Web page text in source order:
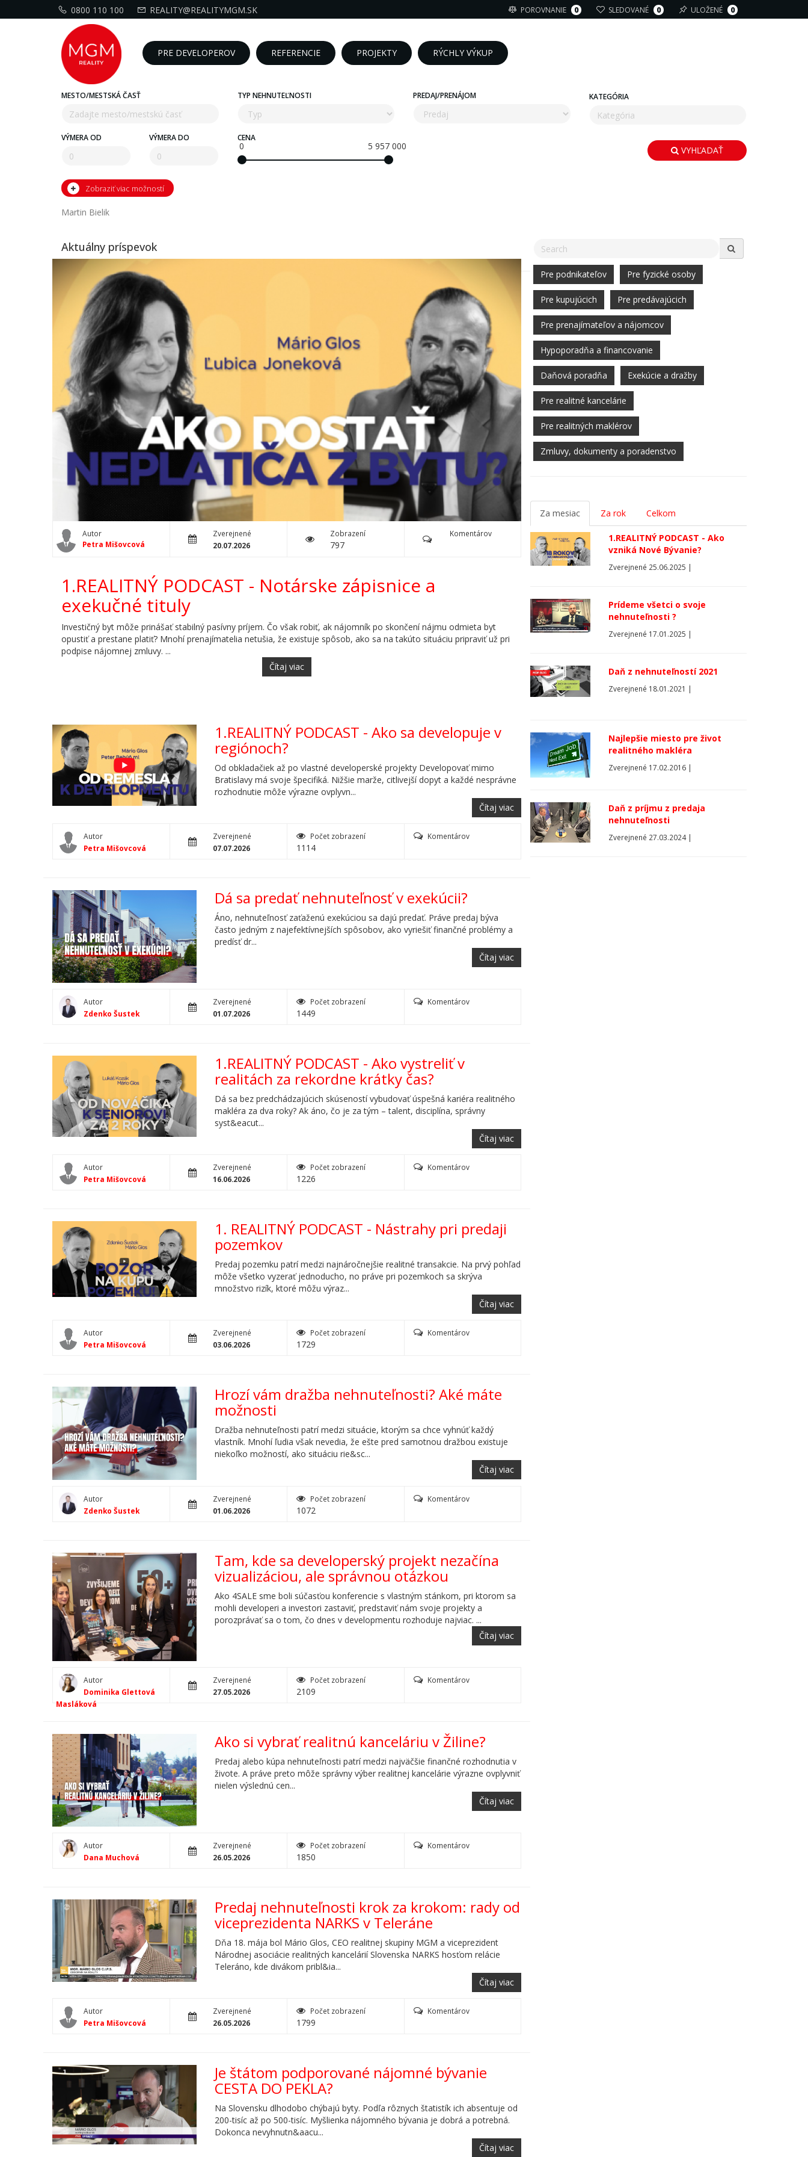
0800 110 100 REALITY@REALITYMGM.SK POROVNANIE 0 SLEDOVANÉ 0 ULOŽENÉ 0
PRE DEVELOPEROV REFERENCIE PROJEKTY RÝCHLY VÝKUP
MESTO/MESTSKÁ ČASŤ TYP NEHNUTEĽNOSTI PREDAJ/PRENÁJOM KATEGÓRIA
VÝMERA OD VÝMERA DO CENA
0 5 957 000 VYHĽADAŤ
Zobraziť viac možností
Martin Bielik
Aktuálny príspevok
Autor
Petra Mišovcová
Zverejnené
20.07.2026
Zobrazení
797
Komentárov
1.REALITNÝ PODCAST - Notárske zápisnice a
exekučné tituly
Investičný byt môže prinášať stabilný pasívny príjem. Čo však robiť, ak nájomník po skončení nájmu odmieta byt
opustiť a prestane platiť? Mnohí prenajímatelia netušia, že existuje spôsob, ako sa na takúto situáciu pripraviť už pri
podpise nájomnej zmluvy. ...
Čítaj viac
1.REALITNÝ PODCAST - Ako sa developuje v
regiónoch?
Od obkladačiek až po vlastné developerské projekty Developovať mimo
Bratislavy má svoje špecifiká. Nižšie marže, citlivejší dopyt a každé nesprávne
rozhodnutie môže výrazne ovplyvn...
Čítaj viac
Autor
Petra Mišovcová
Zverejnené
07.07.2026
Počet zobrazení
1114
Komentárov
Dá sa predať nehnuteľnosť v exekúcii?
Áno, nehnuteľnosť zaťaženú exekúciou sa dajú predať. Práve predaj býva
často jedným z najefektívnejších spôsobov, ako vyriešiť finančné problémy a
predísť dr...
Čítaj viac
Autor
Zdenko Šustek
Zverejnené
01.07.2026
Počet zobrazení
1449
Komentárov
1.REALITNÝ PODCAST - Ako vystreliť v
realitách za rekordne krátky čas?
Dá sa bez predchádzajúcich skúseností vybudovať úspešná kariéra realitného
makléra za dva roky? Ak áno, čo je za tým – talent, disciplína, správny
syst&eacut...
Čítaj viac
Autor
Petra Mišovcová
Zverejnené
16.06.2026
Počet zobrazení
1226
Komentárov
1. REALITNÝ PODCAST - Nástrahy pri predaji
pozemkov
Predaj pozemku patrí medzi najnáročnejšie realitné transakcie. Na prvý pohľad
môže všetko vyzerať jednoducho, no práve pri pozemkoch sa skrýva
množstvo rizík, ktoré môžu výraz...
Čítaj viac
Autor
Petra Mišovcová
Zverejnené
03.06.2026
Počet zobrazení
1729
Komentárov
Hrozí vám dražba nehnuteľnosti? Aké máte
možnosti
Dražba nehnuteľnosti patrí medzi situácie, ktorým sa chce vyhnúť každý
vlastník. Mnohí ľudia však nevedia, že ešte pred samotnou dražbou existuje
niekoľko možností, ako situáciu rie&sc...
Čítaj viac
Autor
Zdenko Šustek
Zverejnené
01.06.2026
Počet zobrazení
1072
Komentárov
Tam, kde sa developerský projekt nezačína
vizualizáciou, ale správnou otázkou
Ako 4SALE sme boli súčasťou konferencie s vlastným stánkom, pri ktorom sa
mohli developeri a investori zastaviť, predstaviť nám svoje projekty a
porozprávať sa o tom, čo dnes v developmentu rozhoduje najviac. ...
Čítaj viac
Autor
Dominika Glettová
Masláková
Zverejnené
27.05.2026
Počet zobrazení
2109
Komentárov
Ako si vybrať realitnú kanceláriu v Žiline?
Predaj alebo kúpa nehnuteľnosti patrí medzi najväčšie finančné rozhodnutia v
živote. A práve preto môže správny výber realitnej kancelárie výrazne ovplyvniť
nielen výslednú cen...
Čítaj viac
Autor
Dana Muchová
Zverejnené
26.05.2026
Počet zobrazení
1850
Komentárov
Predaj nehnuteľnosti krok za krokom: rady od
viceprezidenta NARKS v Teleráne
Dňa 18. mája bol Mário Glos, CEO realitnej skupiny MGM a viceprezident
Národnej asociácie realitných kancelárií Slovenska NARKS hosťom relácie
Teleráno, kde divákom pribl&ia...
Čítaj viac
Autor
Petra Mišovcová
Zverejnené
26.05.2026
Počet zobrazení
1799
Komentárov
Je štátom podporované nájomné bývanie
CESTA DO PEKLA?
Na Slovensku dlhodobo chýbajú byty. Podľa rôznych štatistík ich absentuje od
200-tisíc až po 500-tisíc. Myšlienka nájomného bývania je dobrá a potrebná.
Dokonca nevyhnutn&aacu...
Čítaj viac
Pre podnikateľov Pre fyzické osoby
Pre kupujúcich Pre predávajúcich
Pre prenajímateľov a nájomcov
Hypoporadňa a financovanie
Daňová poradňa Exekúcie a dražby
Pre realitné kancelárie
Pre realitných maklérov
Zmluvy, dokumenty a poradenstvo
Za mesiac Za rok Celkom
1.REALITNÝ PODCAST - Ako
vzniká Nové Bývanie?
Zverejnené 25.06.2025 |
Prídeme všetci o svoje
nehnuteľnosti ?
Zverejnené 17.01.2025 |
Daň z nehnuteľností 2021
Zverejnené 18.01.2021 |
Najlepšie miesto pre život
realitného makléra
Zverejnené 17.02.2016 |
Daň z príjmu z predaja
nehnuteľnosti
Zverejnené 27.03.2024 |